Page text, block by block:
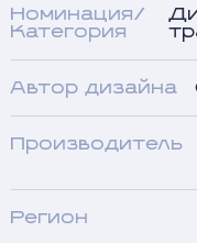
Номинация/
Категория
Автор дизайна
Производитель
Регион